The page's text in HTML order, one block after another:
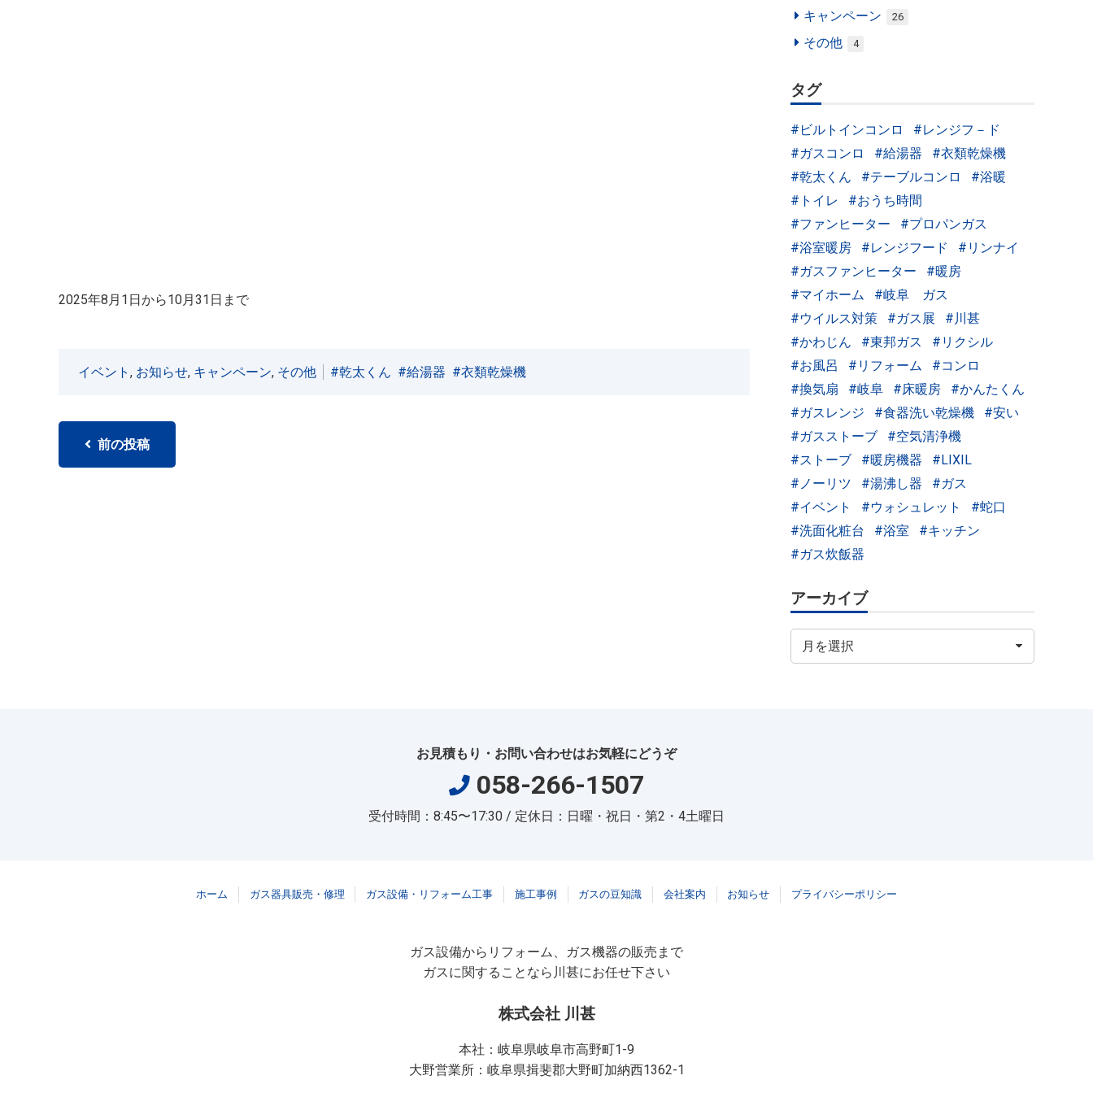
2025年8月1日から10月31日まで
イベント , お知らせ, キャンペーン, その他 乾太くん 給湯器 衣類乾燥機
稿
前の投稿
キャンペーン 26
その他 4
タグ
ビルトインコンロ
レンジフ－ド
ガスコンロ
給湯器
衣類乾燥機
乾太くん
テーブルコンロ
浴暖
トイレ
おうち時間
ファンヒーター
プロパンガス
浴室暖房
レンジフード
リンナイ
ガスファンヒーター
暖房
マイホーム
岐阜 ガス
ウイルス対策
ガス展
川甚
かわじん
東邦ガス
リクシル
お風呂
リフォーム
コンロ
換気扇
岐阜 床暖房
かんたくん
ガスレンジ
食器洗い乾燥機
安い
ガスストーブ
空気清浄機
ストーブ
暖房機器
LIXIL
ノーリツ
湯沸し器
ガス
イベント
ウォシュレット
蛇口
洗面化粧台
浴室
キッチン
ガス炊飯器
アーカイブ
ー
お見積もり・お問い合わせはお気軽にどうぞ
058-266-1507
受付時間：8:45〜17:30 / 定休日：日曜・祝日・第2・4土曜日
ホーム ガス器具販売・修理 ガス設備・リフォーム工事 施工事例 ガスの豆知識 会社案内 お知らせ プライバシーポリシー
ガス設備からリフォーム、ガス機器の販売まで
ガスに関することなら川甚にお任せ下さい
株式会社 川甚
本社：岐阜県岐阜市高野町1-9
大野営業所：岐阜県揖斐郡大野町加納西1362-1